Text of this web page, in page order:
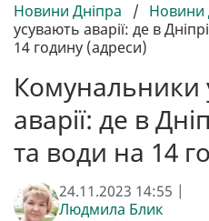
Новини Дніпра / Новини
усувають аварії: де в
14 годину (адреси)
Комунальники
аварії: де в
та води на 14
24.11.2023 14:55 |
Людмила Блик